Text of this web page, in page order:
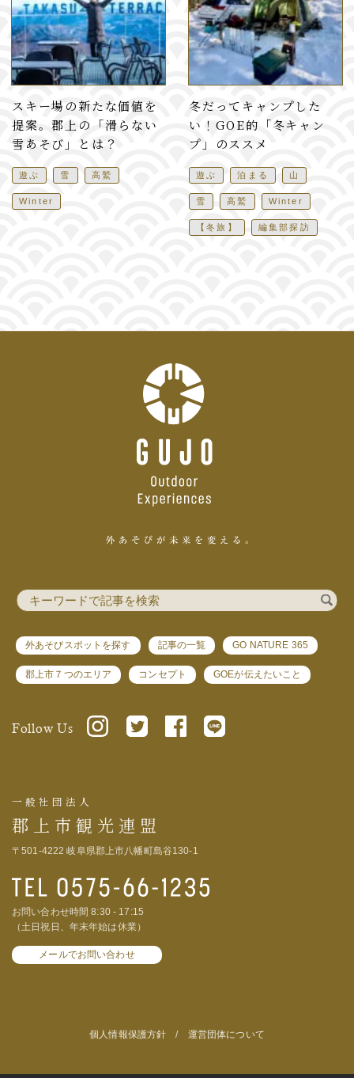
スキー場の新たな価値を
提案。郡上の「滑らない
雪あそび」とは？
遊ぶ 雪 高鷲
Winter
冬だってキャンプした
い！GOE的「冬キャン
プ」のススメ
遊ぶ 泊まる 山
雪 高鷲 Winter
【冬旅】 編集部探訪
一般社団法人
郡上市観光連盟
〒501-4222 岐阜県郡上市八幡町島谷130-1
お問い合わせ時間 8:30 - 17:15
（土日祝日、年末年始は休業）
メールでお問い合わせ
外あそびスポットを探す 記事の一覧 GO NATURE 365
郡上市７つのエリア コンセプト GOEが伝えたいこと
Follow Us
個人情報保護方針 / 運営団体について